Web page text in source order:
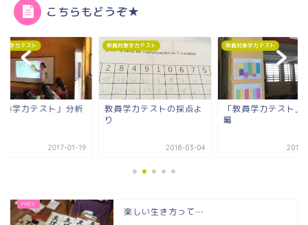
こちらもどうぞ★
象学力テスト
員学力テスト」分析
2017-01-19
教員対象学力テスト
教員学力テストの採点よ
り
2018-03-04
教員対象学力テスト
「教員学力テスト」
編
2017-
楽しい生き方って…